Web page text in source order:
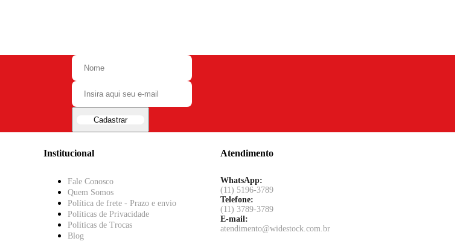
Cadastrar
Institucional
Fale Conosco
Quem Somos
Política de frete - Prazo e envio
Políticas de Privacidade
Políticas de Trocas
Blog
Atendimento
WhatsApp:
(11) 5196-3789
Telefone:
(11) 3789-3789
E-mail:
atendimento@widestock.com.br